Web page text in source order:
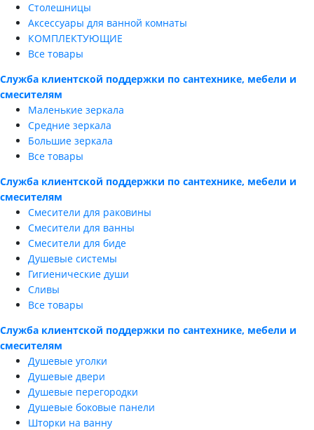
Столешницы
Аксессуары для ванной комнаты
КОМПЛЕКТУЮЩИЕ
Все товары
Служба клиентской поддержки по сантехнике, мебели и
смесителям
Маленькие зеркала
Средние зеркала
Большие зеркала
Все товары
Служба клиентской поддержки по сантехнике, мебели и
смесителям
Смесители для раковины
Смесители для ванны
Смесители для биде
Душевые системы
Гигиенические души
Сливы
Все товары
Служба клиентской поддержки по сантехнике, мебели и
смесителям
Душевые уголки
Душевые двери
Душевые перегородки
Душевые боковые панели
Шторки на ванну